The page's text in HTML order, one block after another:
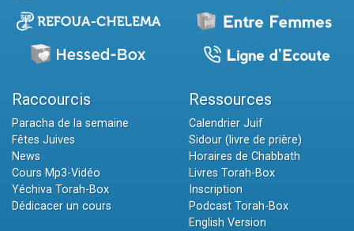
Raccourcis
Paracha de la semaine
Fêtes Juives
News
Cours Mp3-Vidéo
Yéchiva Torah-Box
Dédicacer un cours
Ressources
Calendrier Juif
Sidour (livre de prière)
Horaires de Chabbath
Livres Torah-Box
Inscription
Podcast Torah-Box
English Version